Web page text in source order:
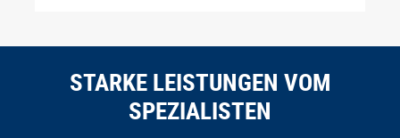
STARKE LEISTUNGEN VOM
SPEZIALISTEN